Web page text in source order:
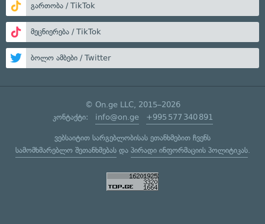
გართობა / TikTok
მეცნიერება / TikTok
ბოლო ამბები / Twitter
© On.ge LLC, 2015–2026
კონტაქტი: info@on.ge +995 577 340 891
ვებსაიტით სარგებლობისას ეთანხმებით ჩვენს
სამომხმარებლო შეთანხმებასდა პირადი ინფორმაციის პოლიტიკას.